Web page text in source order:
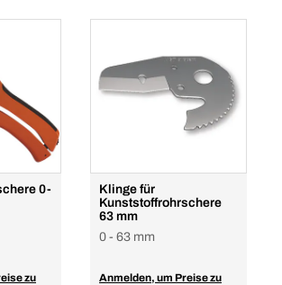
0-
zu
Klinge für
Kunststoffrohrschere
63 mm
0 - 63 mm
Anmelden, um Preise zu